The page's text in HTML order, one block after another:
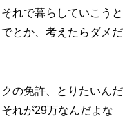
れで暮らしていこうと
とか、考えたらダメだ
の免許、とりたいんだ
れが29万なんだよな